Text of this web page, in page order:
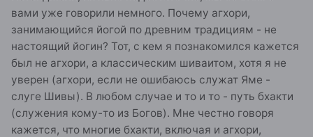
вами уже говорили немного. Почему агхори,
занимающийся йогой по древним традициям - не
настоящий йогин? Тот, с кем я познакомился кажется
был не агхори, а классическим шиваитом, хотя я не
уверен (агхори, если не ошибаюсь служат Яме -
слуге Шивы). В любом случае и то и то - путь бхакти
(служения кому-то из Богов). Мне честно говоря
кажется, что многие бхакти, включая и агхори,